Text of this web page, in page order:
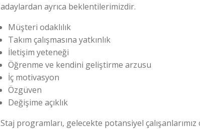
adaylardan ayrıca beklentilerimizdir.
Müşteri odaklılık
Takım çalışmasına yatkınlık
İletişim yeteneği
Öğrenme ve kendini geliştirme arzusu
İç motivasyon
Özgüven
Değişime açıklık
Staj programları, gelecekte potansiyel